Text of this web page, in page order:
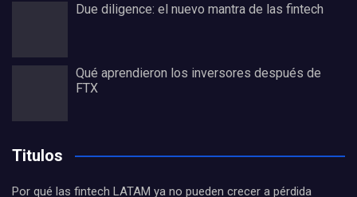
Due diligence: el nuevo mantra de las fintech
Qué aprendieron los inversores después de
FTX
Titulos
Por qué las fintech LATAM ya no pueden crecer a pérdida